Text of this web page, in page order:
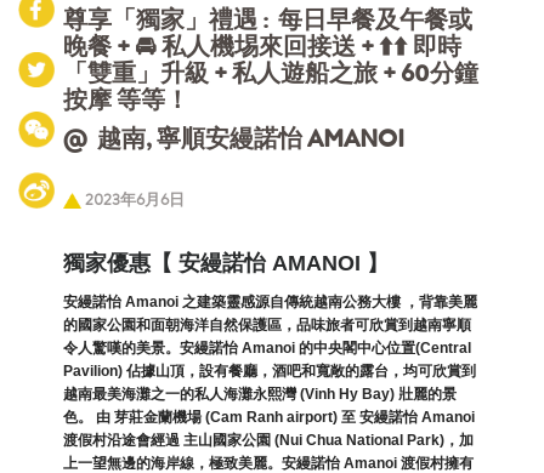
尊享「獨家」禮遇 : 每日早餐及午餐或
晚餐 + 🚘 私人機埸來回接送 + ⬆️⬆️ 即時
「雙重」升級 + 私人遊船之旅 + 60分鐘
按摩 等等！
@ 越南, 寧順安縵諾怡 AMANOI
2023年6月6日
獨家優惠【 安縵諾怡 AMANOI 】
安縵諾怡 Amanoi 之建築靈感源自傳統越南公務大樓 ，背靠美麗
的國家公園和面朝海洋自然保護區，品味旅者可欣賞到越南寧順
令人驚嘆的美景。安縵諾怡 Amanoi 的中央閣中心位置(Central
Pavilion) 佔據山頂，設有餐廳，酒吧和寬敞的露台，均可欣賞到
越南最美海灘之一的私人海灘永熙灣 (Vinh Hy Bay) 壯麗的景
色。 由 芽莊金蘭機場 (Cam Ranh airport) 至 安縵諾怡 Amanoi
渡假村沿途會經過 主山國家公園 (Nui Chua National Park)，加
上一望無邊的海岸線，極致美麗。安縵諾怡 Amanoi 渡假村擁有